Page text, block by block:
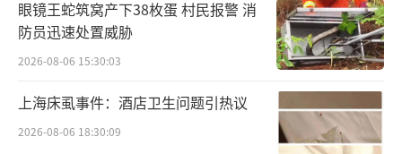
眼镜王蛇筑窝产下38枚蛋 村民报警 消
防员迅速处置威胁
2026-08-06 15:30:03
上海床虱事件：酒店卫生问题引热议
2026-08-06 18:30:09